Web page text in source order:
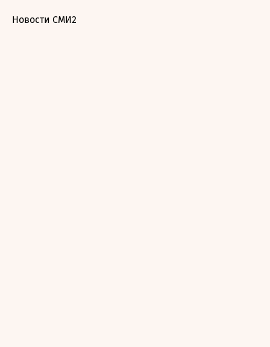
Новости СМИ2